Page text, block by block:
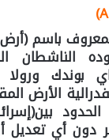
ويقوده
بوندك ورولا
الحدود
دون أي تعديل